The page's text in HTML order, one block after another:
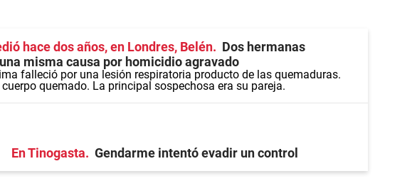
hace dos años, en Londres, Belén
Dos hermanas
misma causa por homicidio agravado
falleció por una lesión respiratoria producto de las quemaduras.
cuerpo quemado. La principal sospechosa era su pareja.
En Tinogasta Gendarme intentó evadir un control